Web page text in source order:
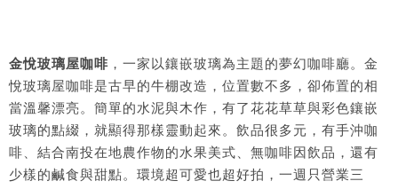
金悅玻璃屋咖啡 ，一家以鑲嵌玻璃為主題的夢幻咖啡廳。金
悅玻璃屋咖啡是古早的牛棚改造，位置數不多，卻佈置的相
當溫馨漂亮。簡單的水泥與木作，有了花花草草與彩色鑲嵌
玻璃的點綴，就顯得那樣靈動起來。飲品很多元，有手沖咖
啡、結合南投在地農作物的水果美式、無咖啡因飲品，還有
少樣的鹹食與甜點。環境超可愛也超好拍，一週只營業三